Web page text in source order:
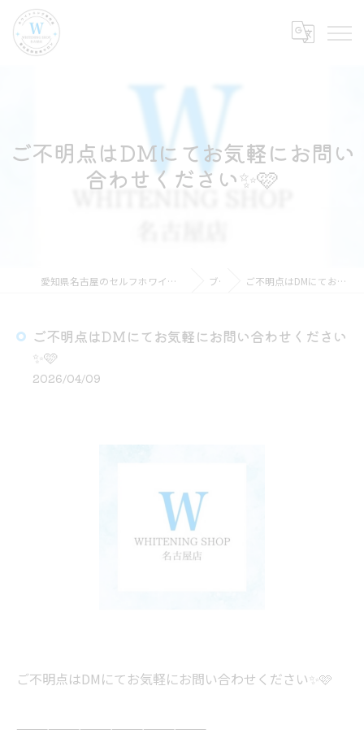
ご不明点はDMにてお気軽にお問い
合わせください✨🩷
愛知県名古屋のセルフホワイトニングならホワイトニングショップ名古屋店 ブログ ご不明点はDMにてお気軽にお問い合わせください✨🩷
ご不明点はDMにてお気軽にお問い合わせください
✨🩷
2026/04/09
ご不明点はDMにてお気軽にお問い合わせください✨🩷
——————————————————